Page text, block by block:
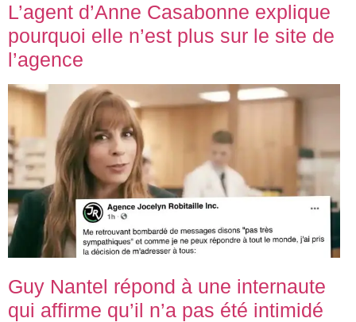
L’agent d’Anne Casabonne explique
pourquoi elle n’est plus sur le site de
l’agence
Guy Nantel répond à une internaute
qui affirme qu’il n’a pas été intimidé